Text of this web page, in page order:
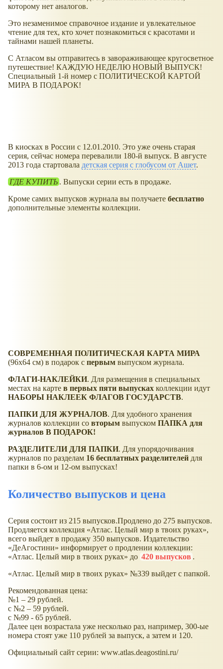
которому нет аналогов.
Это незаменимое справочное издание и увлекательное
чтение для тех, кто хочет познакомиться с красотами и
тайнами нашей планеты.
С Атласом вы отправитесь в завораживающее кругосветное
путешествие! КАЖДУЮ НЕДЕЛЮ НОВЫЙ ВЫПУСК!
Специальный 1-й номер с ПОЛИТИЧЕСКОЙ КАРТОЙ
МИРА В ПОДАРОК!
В киосках в России с 12.01.2010. Это уже очень старая
серия, сейчас номера перевалили 180-й выпуск. В августе
2013 года стартовала детская серия с глобусом от Ашет.
ГДЕ КУПИТЬ . Выпуски серии есть в продаже.
Кроме самих выпусков журнала вы получаете бесплатно
дополнительные элементы коллекции.
СОВРЕМЕННАЯ ПОЛИТИЧЕСКАЯ КАРТА МИРА
(96x64 см) в подарок с первым выпуском журнала.
ФЛАГИ-НАКЛЕЙКИ. Для размещения в специальных
местах на карте в первых пяти выпусках коллекции идут
НАБОРЫ НАКЛЕЕК ФЛАГОВ ГОСУДАРСТВ.
ПАПКИ ДЛЯ ЖУРНАЛОВ. Для удобного хранения
журналов коллекции со вторым выпуском ПАПКА для
журналов В ПОДАРОК!
РАЗДЕЛИТЕЛИ ДЛЯ ПАПКИ. Для упорядочивания
журналов по разделам 16 бесплатных разделителей для
папки в 6-ом и 12-ом выпусках!
Количество выпусков и цена
Серия состоит из 215 выпусков.Продлено до 275 выпусков.
Продляется коллекция «Атлас. Целый мир в твоих руках»,
всего выйдет в продажу 350 выпусков. Издательство
«ДеАгостини» информирует о продлении коллекции:
«Атлас. Целый мир в твоих руках» до 420 выпусков .
«Атлас. Целый мир в твоих руках» №339 выйдет с папкой.
Рекомендованная цена:
№1 – 29 рублей.
с №2 – 59 рублей.
с №99 - 65 рублей.
Далее цен возрастала уже несколько раз, например, 300-ые
номера стоят уже 110 рублей за выпуск, а затем и 120.
Официальный сайт серии: www.atlas.deagostini.ru/